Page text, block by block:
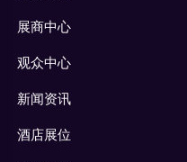
展商中心
观众中心
新闻资讯
酒店展位